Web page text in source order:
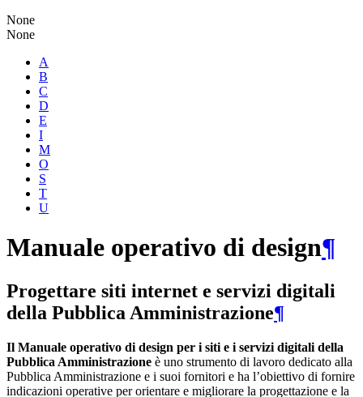
None
None
A
B
C
D
E
I
M
O
S
T
U
Manuale operativo di design¶
Progettare siti internet e servizi digitali
della Pubblica Amministrazione¶
Il Manuale operativo di design per i siti e i servizi digitali della
Pubblica Amministrazione è uno strumento di lavoro dedicato alla
Pubblica Amministrazione e i suoi fornitori e ha l’obiettivo di fornire
indicazioni operative per orientare e migliorare la progettazione e la